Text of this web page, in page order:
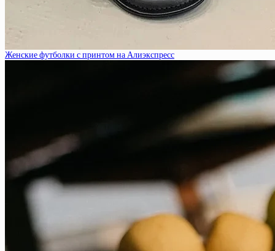
Женские футболки с принтом на Алиэкспресс